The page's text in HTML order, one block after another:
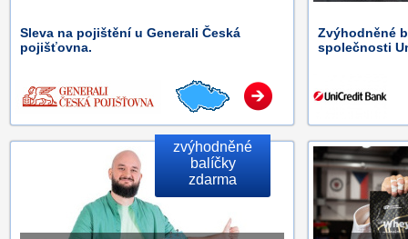
Sleva na pojištění u Generali Česká
pojišťovna.
Zvýhodněné
společnosti
zvýhodněné
balíčky
zdarma